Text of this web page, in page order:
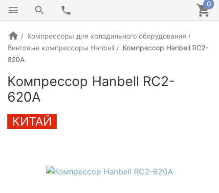
0
Компрессоры для холодильного оборудования
Винтовые компрессоры Hanbell
Компрессор Hanbell RC2-
620A
Компрессор Hanbell RC2-
620A
КИТАЙ